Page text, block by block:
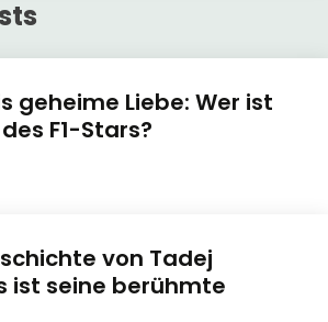
geheime Liebe: Wer ist
F1-Stars?
von Tadej
ist seine berühmte